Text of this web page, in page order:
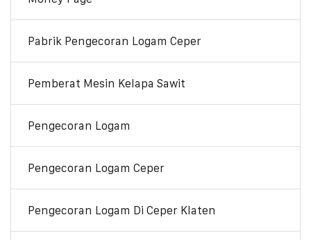
Pabrik Pengecoran Logam Ceper
Pemberat Mesin Kelapa Sawit
Pengecoran Logam
Pengecoran Logam Ceper
Pengecoran Logam Di Ceper Klaten